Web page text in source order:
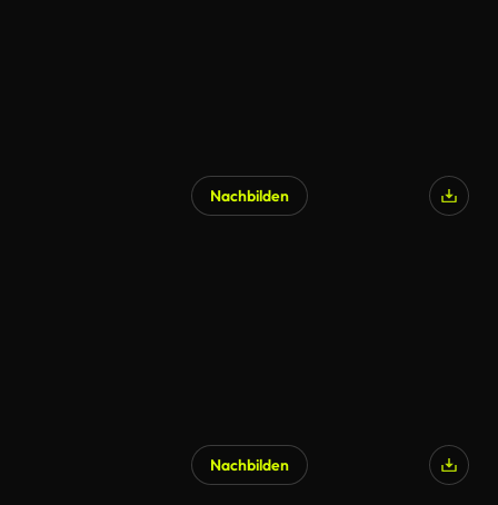
Nachbilden
Nachbilden